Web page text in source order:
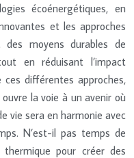
écoénergétiques, en
et les approches
moyens durables de
en réduisant l’impact
ces différentes approches,
la voie à un avenir où
vie sera en harmonie avec
N’est-il pas temps de
pour créer des